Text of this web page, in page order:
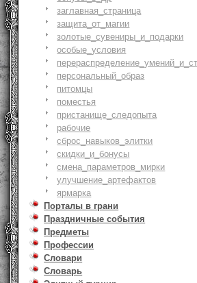
заглавная_страница
защита_от_магии
золотые_сувениры_и_подарки
особые_условия
персональный_образ
питомцы
поместья
пристанище_следопыта
рабочие
сброс_навыков_элитки
скидки_и_бонусы
смена_параметров_мирки
улучшение_артефактов
ярмарка
Порталы в грани
Праздничные события
Предметы
Профессии
Словари
Словарь